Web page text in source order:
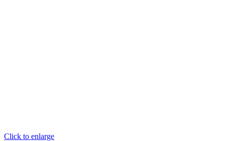
Click to enlarge